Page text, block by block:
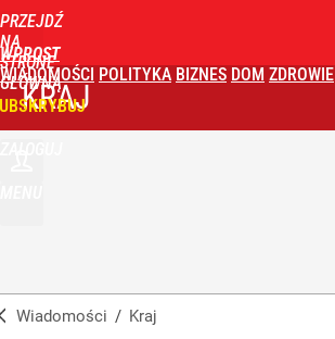
PRZEJDŹ
NA
STRONĘ
GŁÓWNĄ
WPROST
WIADOMOŚCI POLITYKA BIZNES DOM ZDROWIE
KRAJ
Wiadomości / Kraj